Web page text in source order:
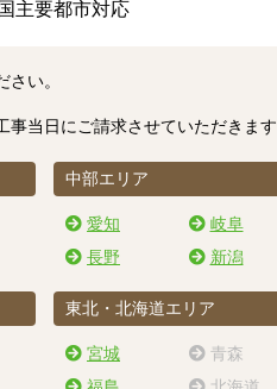
い。
事当日にご請求させていただきます
中部エリア
愛知 岐阜
長野
新潟
東北・北海道エリア
宮城 青森